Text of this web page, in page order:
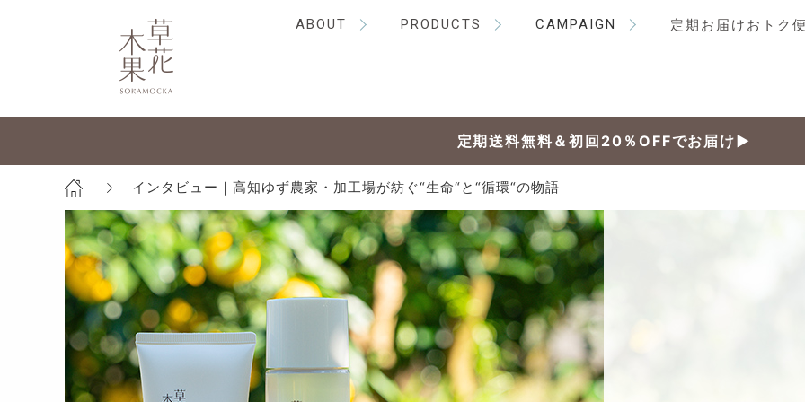
ABOUT PRODUCTS CAMPAIGN 定期お届けおトク
定期送料無料＆初回20％OFFでお届け▶
インタビュー｜高知ゆず農家・加工場が紡ぐ“生命“と“循環“の物語